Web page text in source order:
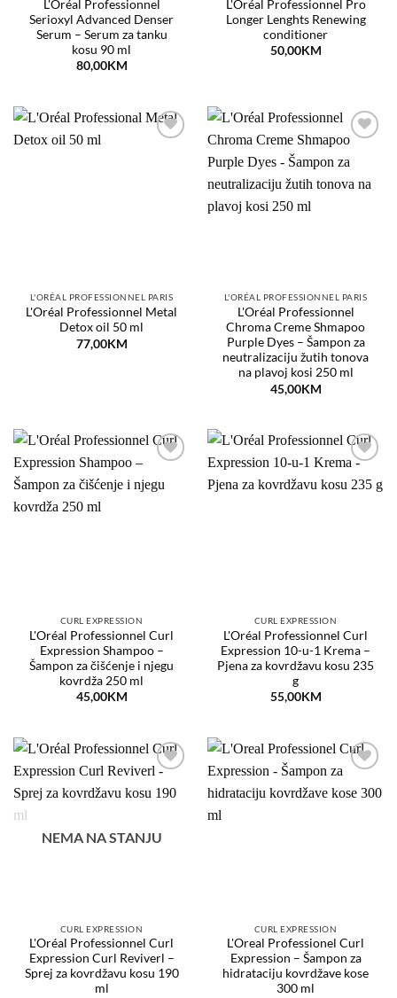
L'Oréal Professionnel
Serioxyl Advanced Denser
Serum – Serum za tanku
kosu 90 ml
80,00KM
L'Oréal Professionnel Pro
Longer Lenghts Renewing
conditioner
50,00KM
L'ORÉAL PROFESSIONNEL PARIS
L'Oréal Professionnel Metal
Detox oil 50 ml
77,00KM
želja
L'ORÉAL PROFESSIONNEL PARIS
L'Oréal Professionnel
Chroma Creme Shmapoo
Purple Dyes – Šampon za
neutralizaciju žutih tonova
na plavoj kosi 250 ml
45,00KM
na
CURL EXPRESSION
L'Oréal Professionnel Curl
Expression Shampoo –
Šampon za čišćenje i njegu
kovrdža 250 ml
45,00KM
na
CURL EXPRESSION
L'Oréal Professionnel Curl
Expression 10-u-1 Krema –
Pjena za kovrdžavu kosu 235
g
55,00KM
na
NEMA NA STANJU
CURL EXPRESSION
L'Oréal Professionnel Curl
Expression Curl Reviverl –
Sprej za kovrdžavu kosu 190
ml
na
CURL EXPRESSION
L'Oreal Professionel Curl
Expression – Šampon za
hidrataciju kovrdžave kose
300 ml